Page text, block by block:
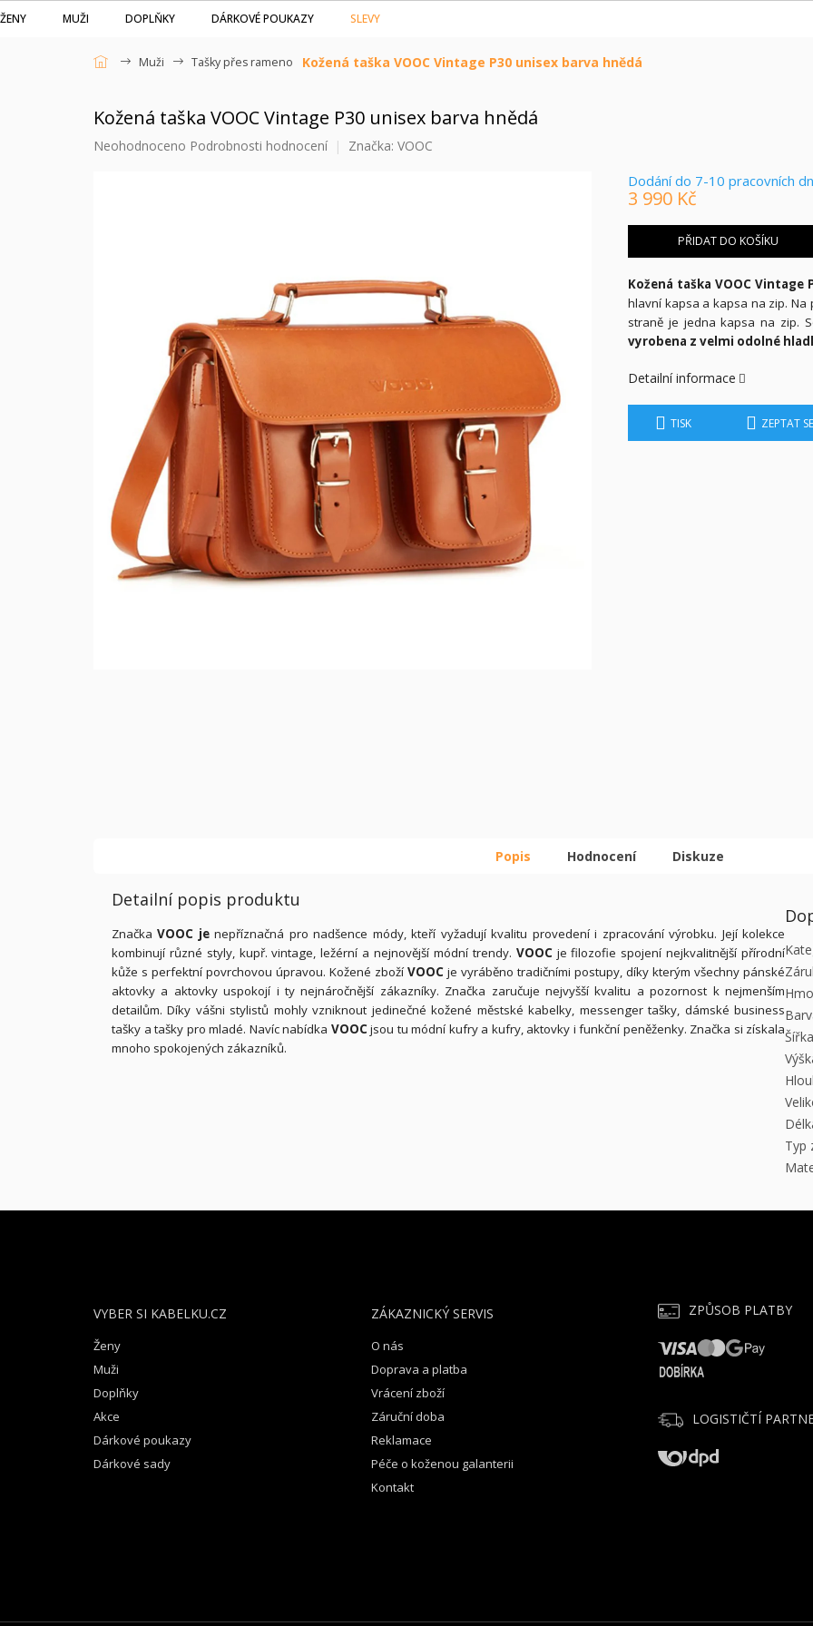
Přejít
na
ŽENY MUŽI DOPLŇKY DÁRKOVÉ POUKAZY SLEVY
Muži Tašky přes rameno Kožená taška VOOC Vintage P30 unisex barva hnědá
Kožená taška VOOC Vintage P30 unisex barva hnědá
Průměrné
Neohodnoceno Podrobnosti hodnocení Značka: VOOC
3 990 Kč
cena:
Dodání do 7-10 pracovních
PŘIDAT DO KOŠÍKU
Kožená taška VOOC
hlavní kapsa a kapsa na zip.
straně je jedna kapsa na zip.
vyrobena z velmi odolné
Detailní informace
TISK ZEPTAT SE
Popis Hodnocení Diskuze
Detailní popis produktu
ZnačkaVOOC jenepříznačná pro nadšence módy, kteří vyžadují kvalitu provedení i zpracování výrobku. Její kolekce
kombinují různé styly, kupř. vintage, ležérní a nejnovější módní trendy. VOOCje filozofie spojení nejkvalitnější přírodní
kůže s perfektní povrchovou úpravou. Kožené zbožíVOOC je vyráběno tradičními postupy, díky kterým všechny pánské
aktovky a aktovky uspokojí i ty nejnáročnější zákazníky. Značka zaručuje nejvyšší kvalitu a pozornost k nejmenším
detailům. Díky vášni stylistů mohly vzniknout jedinečné kožené městské kabelky, messenger tašky, dámské business
tašky a tašky pro mladé. Navíc nabídka VOOCjsou tu módní kufry a kufry, aktovky i funkční peněženky. Značka si získala
mnoho spokojených zákazníků.
Šířka
Typ
VYBER SI KABELKU.CZ
Ženy
Muži
Doplňky
Akce
Dárkové poukazy
Dárkové sady
ZÁKAZNICKÝ SERVIS
O nás
Doprava a platba
Vrácení zboží
Záruční doba
Reklamace
Péče o koženou galanterii
Kontakt
ZPŮSOB PLATBY
LOGISTIČTÍ